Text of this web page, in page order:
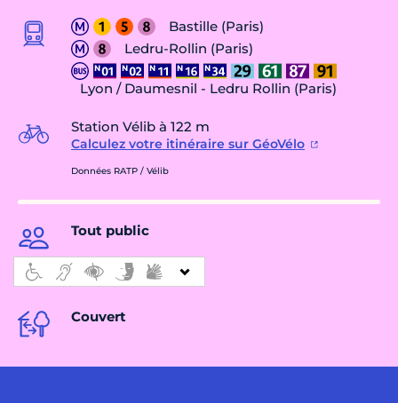
Bastille (Paris)
Ledru-Rollin (Paris)
Lyon / Daumesnil - Ledru Rollin (Paris)
Station Vélib à 122 m
Calculez votre itinéraire sur GéoVélo
Données RATP / Vélib
Tout public
Couvert